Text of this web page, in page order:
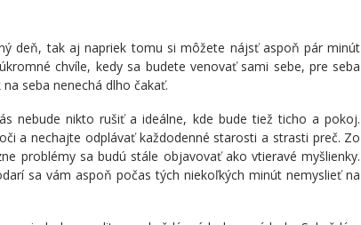
deň, tak aj napriek tomu si môžete nájsť aspoň pár minút
chvíle, kedy sa budete venovať sami sebe, pre seba
seba nenechá dlho čakať.
nebude nikto rušiť a ideálne, kde bude tiež ticho a pokoj.
a nechajte odplávať každodenné starosti a strasti preč. Zo
problémy sa budú stále objavovať ako vtieravé myšlienky.
sa vám aspoň počas tých niekoľkých minút nemyslieť na